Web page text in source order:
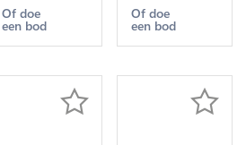
George I
1660 1728
Offer
Of doe
een bod
Hans
Krauwinkel
circa 1500
Of doe
een bod